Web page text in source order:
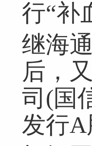
行“补
继海
后，
司(国
发行